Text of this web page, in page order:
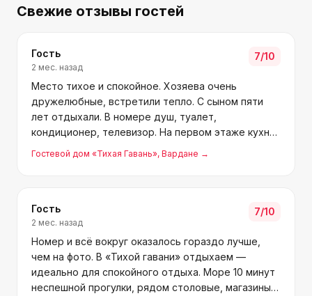
Свежие отзывы гостей
Гость
2 мес. назад
7/10
Место тихое и спокойное. Хозяева очень
дружелюбные, встретили тепло. С сыном пяти
лет отдыхали. В номере душ, туалет,
кондиционер, телевизор. На первом этаже кухня
под крышей, детская площадка, зелёный дворик.
До моря минут 10 спокойным шагом. Спасибо
Гостевой дом «Тихая Гавань», Вардане →
Гость
2 мес. назад
7/10
Номер и всё вокруг оказалось гораздо лучше,
чем на фото. В «Тихой гавани» отдыхаем —
идеально для спокойного отдыха. Море 10 минут
неспешной прогулки, рядом столовые, магазины,